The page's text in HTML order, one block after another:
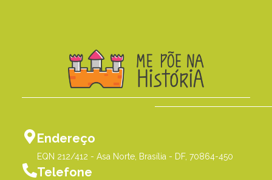
Endereço
EQN 212/412 - Asa Norte, Brasília - DF, 70864-450
Telefone